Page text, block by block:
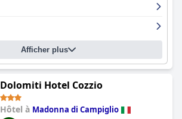
Afficher plus
Dolomiti Hotel Cozzio
Hôtel à Madonna di Campiglio